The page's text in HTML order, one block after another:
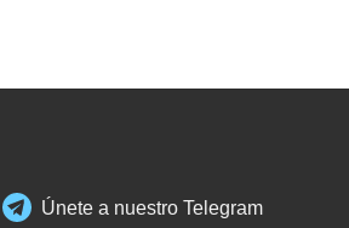
Únete a nuestro Telegram